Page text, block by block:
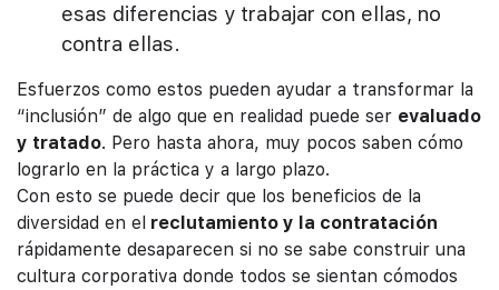
esas diferencias y trabajar con ellas, no
contra ellas.
Esfuerzos como estos pueden ayudar a transformar la
“inclusión” de algo que en realidad puede ser evaluado
y tratado. Pero hasta ahora, muy pocos saben cómo
lograrlo en la práctica y a largo plazo.
Con esto se puede decir que los beneficios de la
diversidad en el reclutamiento y la contratación
rápidamente desaparecen si no se sabe construir una
cultura corporativa donde todos se sientan cómodos